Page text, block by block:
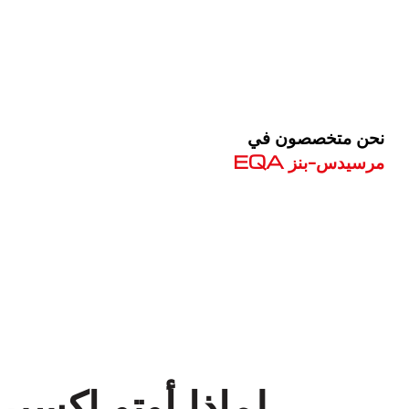
نحن متخصصون في
مرسيدس-بنز EQA